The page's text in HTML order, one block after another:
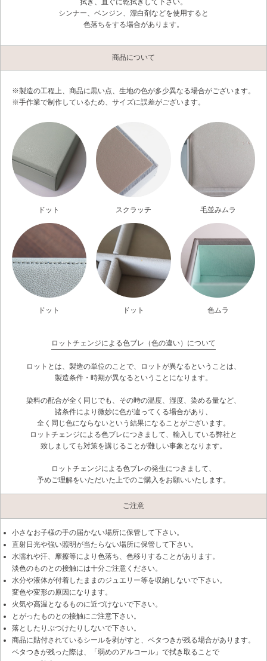
シンナー、ベンジン、漂白剤などを使用すると
色落ちをする場合があります。
商品について
※製造の工程上、商品に黒い点、生地の色が多少異なる場合がございます。
※手作業で制作しているため、サイズに誤差がございます。
ドット スクラッチ 毛並みムラ
ドット ドット 色ムラ
ロットチェンジによる色ブレ（色の違い）について
ロットとは、製造の単位のことで、ロットが異なるということは、
製造条件・時期が異なるということになります。
染料の配合が全く同じでも、その時の温度、湿度、染める量など、
諸条件により微妙に色が違ってくる場合があり、
全く同じ色にならないという結果になることがございます。
ロットチェンジによる色ブレにつきまして、輸入している弊社と
致しましても対策を講じることが難しい事象となります。
ロットチェンジによる色ブレの発生につきまして、
予めご理解をいただいた上でのご購入をお願いいたします。
ご注意
小さなお子様の手の届かない場所に保管して下さい。
直射日光や強い照明が当たらない場所に保管して下さい。
水濡れや汗、摩擦等により色落ち、色移りすることがあります。
淡色のものとの接触には十分ご注意ください。
水分や液体が付着したままのジュエリー等を収納しないで下さい。
変色や変形の原因になります。
火気や高温となるものに近づけないで下さい。
とがったものとの接触にご注意下さい。
落としたりぶつけたりしないで下さい。
商品に貼付されているシールを剥がすと、ベタつきが残る場合があります。
ベタつきが残った際は、「弱めのアルコール」で拭き取ることで